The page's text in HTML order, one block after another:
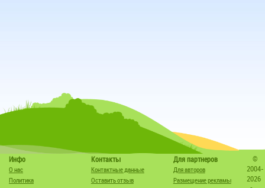
Инфо
О нас
Политика
Контакты
Контактные данные
Оставить отзыв
Для партнеров
Для авторов
Размещение рекламы
©
2004-
2026